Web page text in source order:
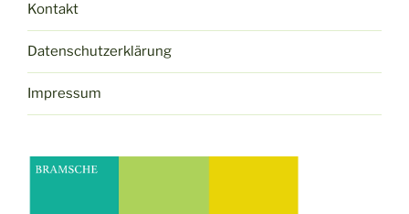
Kontakt
Datenschutzerklärung
Impressum